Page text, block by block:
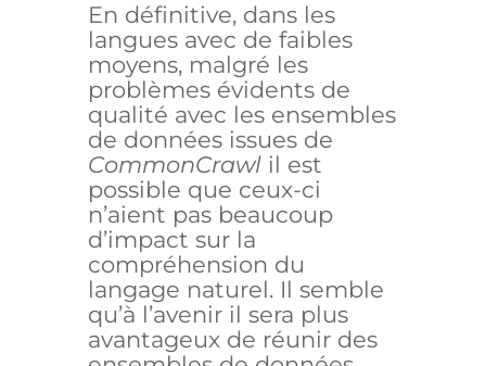
En définitive, dans les
langues avec de faibles
moyens, malgré les
problèmes évidents de
qualité avec les ensembles
de données issues de
CommonCrawlil est
possible que ceux-ci
n’aient pas beaucoup
d’impact sur la
compréhension du
langage naturel. Il semble
qu’à l’avenir il sera plus
avantageux de réunir des